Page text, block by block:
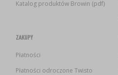
Katalog produktów Browin (pdf)
ZAKUPY
Płatności
Płatności odroczone Twisto